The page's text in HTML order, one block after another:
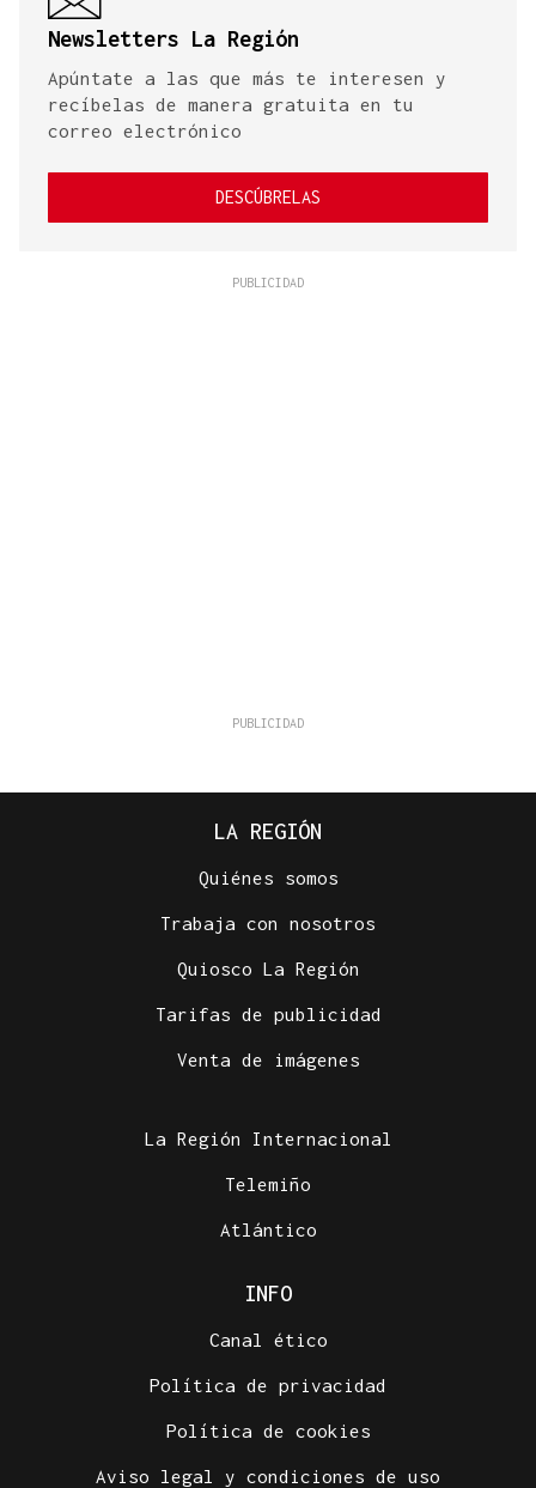
Newsletters La Región
Apúntate a las que más te interesen y
recíbelas de manera gratuita en tu
correo electrónico
DESCÚBRELAS
LA REGIÓN
Quiénes somos
Trabaja con nosotros
Quiosco La Región
Tarifas de publicidad
Venta de imágenes
La Región Internacional
Telemiño
Atlántico
INFO
Canal ético
Política de privacidad
Política de cookies
Aviso legal y condiciones de uso